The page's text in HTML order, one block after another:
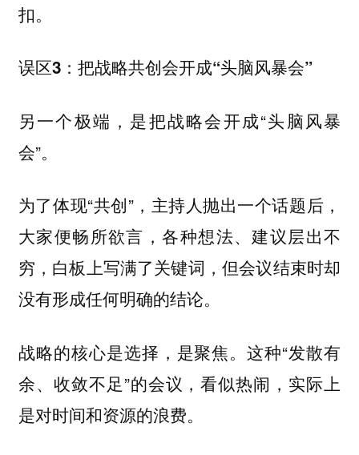
扣。
误区3：把战略共创会开成“头脑风暴会”
另一个极端，是把战略会开成“头脑风暴
会”。
为了体现“共创”，主持人抛出一个话题后，
大家便畅所欲言，各种想法、建议层出不
穷，白板上写满了关键词，但会议结束时却
没有形成任何明确的结论。
战略的核心是选择，是聚焦。这种“发散有
余、收敛不足”的会议，看似热闹，实际上
是对时间和资源的浪费。